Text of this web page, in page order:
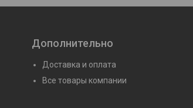
Дополнительно
Доставка и оплата
Все товары компании